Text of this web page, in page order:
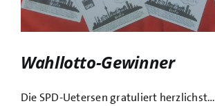
Wahllotto-Gewinner
Die SPD-Uetersen gratuliert herzlichst…